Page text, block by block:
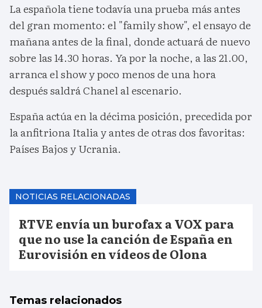
La española tiene todavía una prueba más antes
del gran momento: el "family show", el ensayo de
mañana antes de la final, donde actuará de nuevo
sobre las 14.30 horas. Ya por la noche, a las 21.00,
arranca el show y poco menos de una hora
después saldrá Chanel al escenario.
España actúa en la décima posición, precedida por
la anfitriona Italia y antes de otras dos favoritas:
Países Bajos y Ucrania.
NOTICIAS RELACIONADAS
RTVE envía un burofax a VOX para
que no use la canción de España en
Eurovisión en vídeos de Olona
Temas relacionados